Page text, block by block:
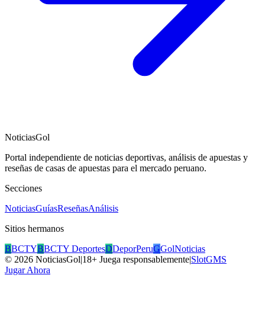
NoticiasGol
Portal independiente de noticias deportivas, análisis de apuestas y
reseñas de casas de apuestas para el mercado peruano.
Secciones
NoticiasGuíasReseñasAnálisis
Sitios hermanos
BBCTYBBCTY DeportesDDeporPeruGGolNoticias
© 2026 NoticiasGol|18+ Juega responsablemente|SlotGMS
Jugar Ahora